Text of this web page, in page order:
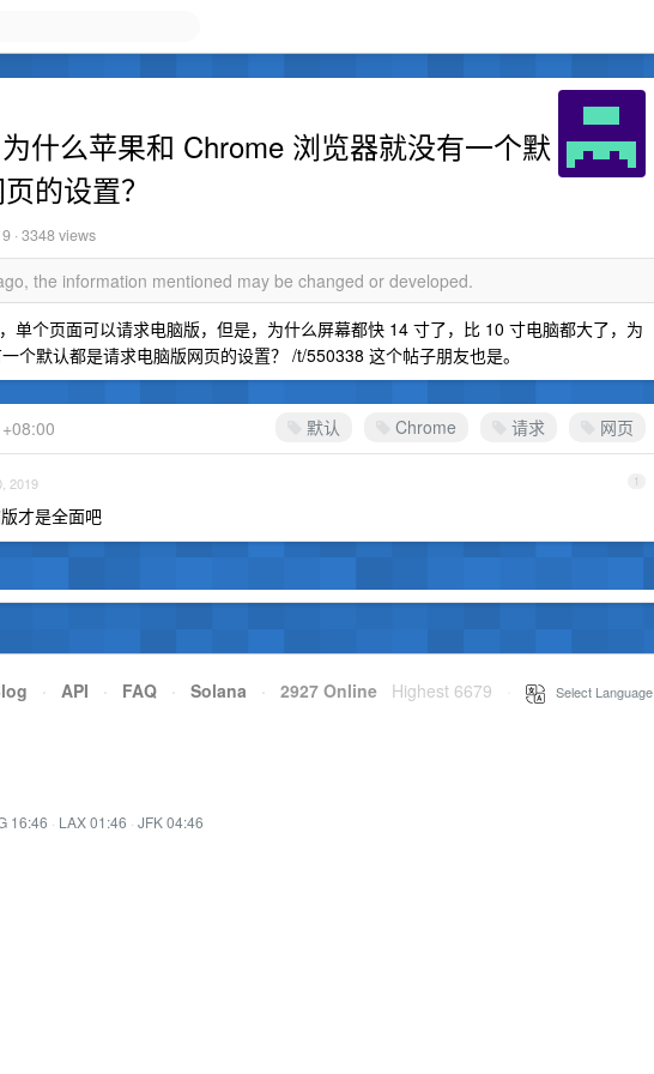
什么苹果和 Chrome 浏览器就没有一个默
的设置？
· 3348 views
the information mentioned may be changed or developed.
单个页面可以请求电脑版，但是，为什么屏幕都快 14 寸了，比 10 寸电脑都大了，为
个默认都是请求电脑版网页的设置？ /t/550338 这个帖子朋友也是。
默认 Chrome 请求 网页
1
2019
才是全面吧
· API · FAQ · Solana · 2927 Online Highest 6679 Select Language
16:46 · LAX 01:46 · JFK 04:46